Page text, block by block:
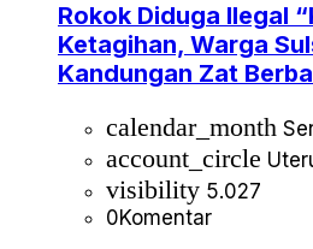
Rokok Diduga Ilegal
Ketagihan, Warga
Kandungan Zat
calendar_month
account_circle
visibility 5.027
0Komentar